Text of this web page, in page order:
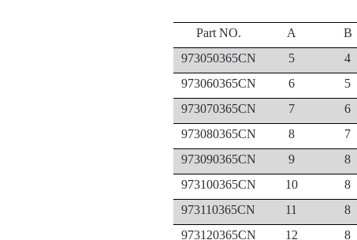
Part NO. A B
973050365CN
5 4
973060365CN
6 5
973070365CN
7 6
973080365CN
8 7
973090365CN
9 8
973100365CN
10 8
973110365CN
11 8
973120365CN
12 8